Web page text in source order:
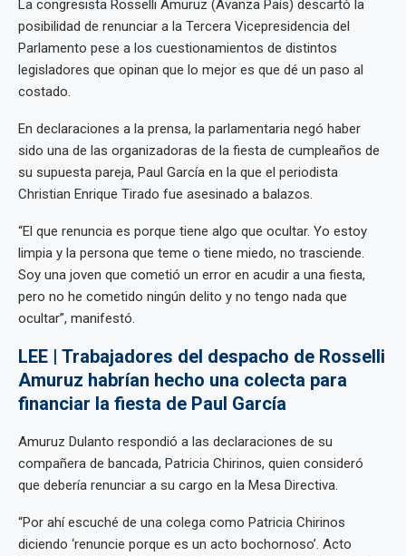
La congresista Rosselli Amuruz (Avanza País) descartó la
posibilidad de renunciar a la Tercera Vicepresidencia del
Parlamento pese a los cuestionamientos de distintos
legisladores que opinan que lo mejor es que dé un paso al
costado.
En declaraciones a la prensa, la parlamentaria negó haber
sido una de las organizadoras de la fiesta de cumpleaños de
su supuesta pareja, Paul García en la que el periodista
Christian Enrique Tirado fue asesinado a balazos.
“El que renuncia es porque tiene algo que ocultar. Yo estoy
limpia y la persona que teme o tiene miedo, no trasciende.
Soy una joven que cometió un error en acudir a una fiesta,
pero no he cometido ningún delito y no tengo nada que
ocultar”, manifestó.
LEE | Trabajadores del despacho de Rosselli
Amuruz habrían hecho una colecta para
financiar la fiesta de Paul García
Amuruz Dulanto respondió a las declaraciones de su
compañera de bancada, Patricia Chirinos, quien consideró
que debería renunciar a su cargo en la Mesa Directiva.
“Por ahí escuché de una colega como Patricia Chirinos
diciendo ‘renuncie porque es un acto bochornoso’. Acto